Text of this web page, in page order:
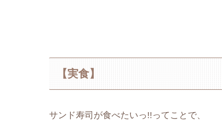
【実食】
サンド寿司が食べたいっ!!ってことで、